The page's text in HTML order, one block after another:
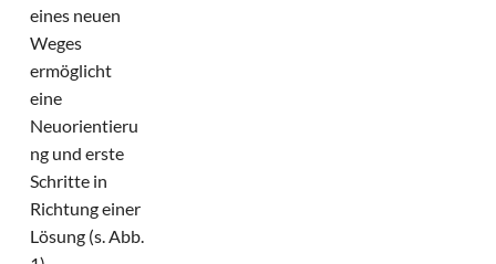
eines neuen
Weges
ermöglicht
eine
Neuorientieru
ng und erste
Schritte in
Richtung einer
Lösung (s. Abb.